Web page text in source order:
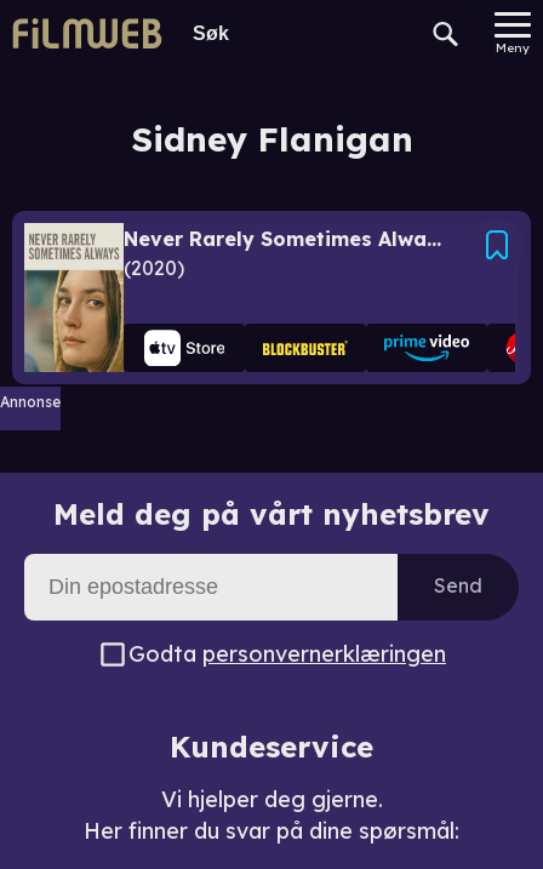
Meny
Sidney Flanigan
Never Rarely Sometimes Always
2020
Annonse
Meld deg på vårt nyhetsbrev
Send
Godta personvernerklæringen
Kundeservice
Vi hjelper deg gjerne.
Her finner du svar på dine spørsmål: